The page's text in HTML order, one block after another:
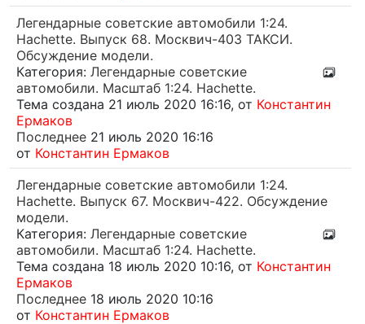
Легендарные советские автомобили 1:24.
Hachette. Выпуск 68. Москвич-403 ТАКСИ.
Обсуждение модели.
Категория: Легендарные советские
автомобили. Масштаб 1:24. Hachette.
Тема создана 21 июль 2020 16:16, от Константин
Ермаков
Последнее 21 июль 2020 16:16
от Константин Ермаков
Легендарные советские автомобили 1:24.
Hachette. Выпуск 67. Москвич-422. Обсуждение
модели.
Категория: Легендарные советские
автомобили. Масштаб 1:24. Hachette.
Тема создана 18 июль 2020 10:16, от Константин
Ермаков
Последнее 18 июль 2020 10:16
от Константин Ермаков